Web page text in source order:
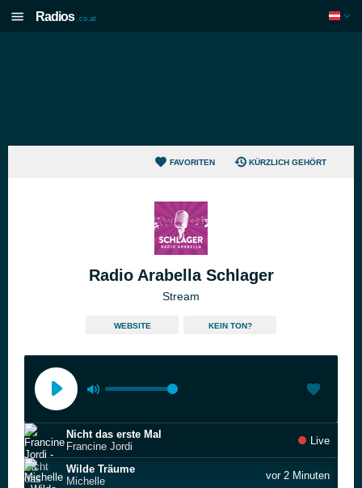
Radios .co.at
FAVORITEN KÜRZLICH GEHÖRT
Radio Arabella Schlager
Stream
WEBSITE KEIN TON?
Nicht das erste Mal
Francine Jordi
Live
Wilde Träume
Michelle
vor 2 Minuten